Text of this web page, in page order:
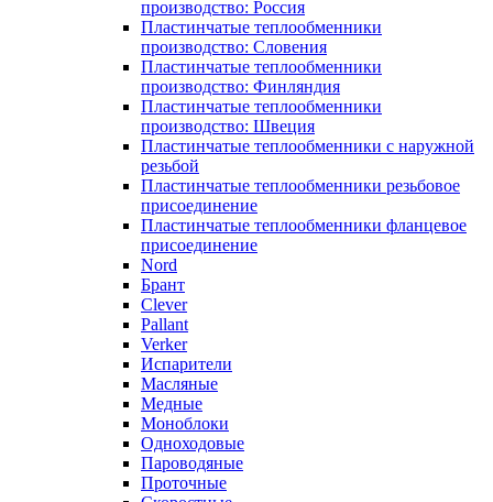
производство: Россия
Пластинчатые теплообменники
производство: Словения
Пластинчатые теплообменники
производство: Финляндия
Пластинчатые теплообменники
производство: Швеция
Пластинчатые теплообменники с наружной
резьбой
Пластинчатые теплообменники резьбовое
присоединение
Пластинчатые теплообменники фланцевое
присоединение
Nord
Брант
Clever
Pallant
Verker
Испарители
Масляные
Медные
Моноблоки
Одноходовые
Пароводяные
Проточные